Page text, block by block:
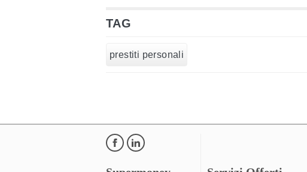
TAG
prestiti personali